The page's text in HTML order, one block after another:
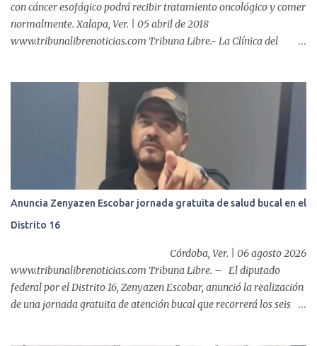
con cáncer esofágico podrá recibir tratamiento oncológico y comer
normalmente. Xalapa, Ver. | 05 abril de 2018
www.tribunalibrenoticias.com Tribuna Libre.- La Clínica del
incluyen endoscopia, colonoscopia y colangiopancreatografía
retrógrada endoscópica (CPRE), con equipo de alta tecnología de
videoendoscopia gástrica y con especialistas certificados. Además
se cuenta con endoscopios de última tecnología que permiten
diagnósticos con mayor certeza y sin dolor para el paciente, a
través de la atención de un equipo de profesionales
multidisciplinario: tres endoscopistas, anestesiólogo y personal
auxiliar y de enfermería. En esta semana, se realizó un nuevo caso
de éxito, pues a través de la colocación de un stent metálico
esofágico, una derechohabiente con un tumor en el ...
Anuncia Zenyazen Escobar jornada gratuita de salud bucal en el
Distrito 16
Córdoba, Ver. | 06 agosto 2026
www.tribunalibrenoticias.com Tribuna Libre. – El diputado
federal por el Distrito 16, Zenyazen Escobar, anunció la realización
de una jornada gratuita de atención bucal que recorrerá los seis